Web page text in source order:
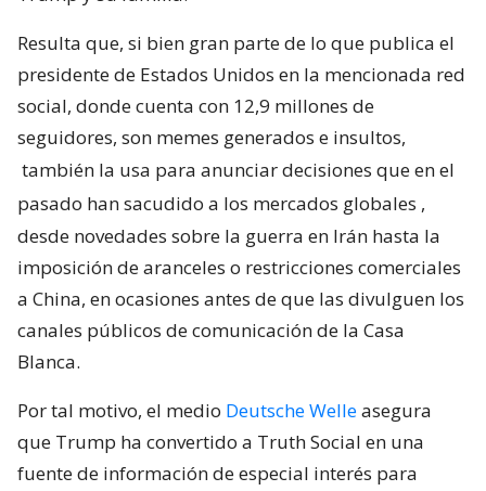
Resulta que, si bien gran parte de lo que publica el
presidente de Estados Unidos en la mencionada red
social, donde cuenta con 12,9 millones de
seguidores, son memes generados e insultos,
también la usa para anunciar decisiones que en el
pasado han sacudido a los mercados globales ,
desde novedades sobre la guerra en Irán hasta la
imposición de aranceles o restricciones comerciales
a China, en ocasiones antes de que las divulguen los
canales públicos de comunicación de la Casa
Blanca.
Por tal motivo, el medio Deutsche Welleasegura
que Trump ha convertido a Truth Social en una
fuente de información de especial interés para